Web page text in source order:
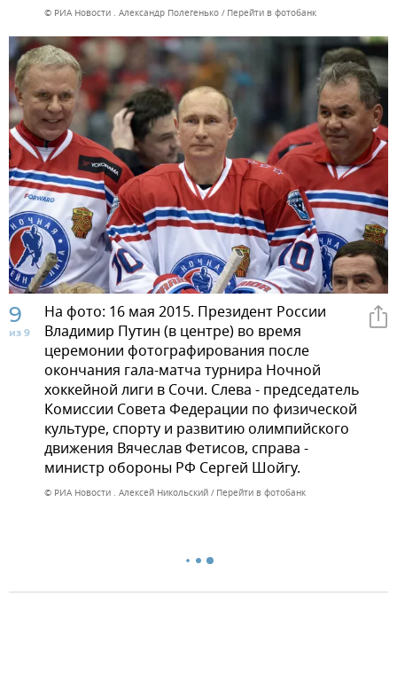
© РИА Новости . Александр Полегенько Перейти в фотобанк
9
из 9
На фото: 16 мая 2015. Президент России
Владимир Путин (в центре) во время
церемонии фотографирования после
окончания гала-матча турнира Ночной
хоккейной лиги в Сочи. Слева - председатель
Комиссии Совета Федерации по физической
культуре, спорту и развитию олимпийского
движения Вячеслав Фетисов, справа -
министр обороны РФ Сергей Шойгу.
© РИА Новости . Алексей Никольский Перейти в фотобанк